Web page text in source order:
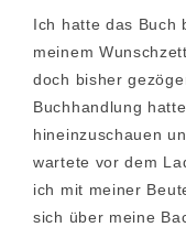
Ich hatte das Buch
meinem
doch bisher
Buchhandlung
hineinzuschauen
wartete vor dem
ich mit meiner
sich über meine